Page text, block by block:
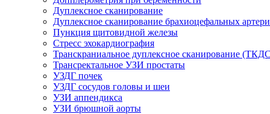
Дуплексное сканирование
Дуплексное сканирование брахиоцефальных
Пункция щитовидной железы
Стресс эхокардиография
Транскраниальное дуплексное сканирование
Трансректальное УЗИ простаты
УЗДГ почек
УЗДГ сосудов головы и шеи
УЗИ аппендикса
УЗИ брюшной аорты